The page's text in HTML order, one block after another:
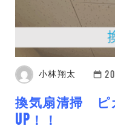
小林翔太
換気扇清掃 ピ
UP！！